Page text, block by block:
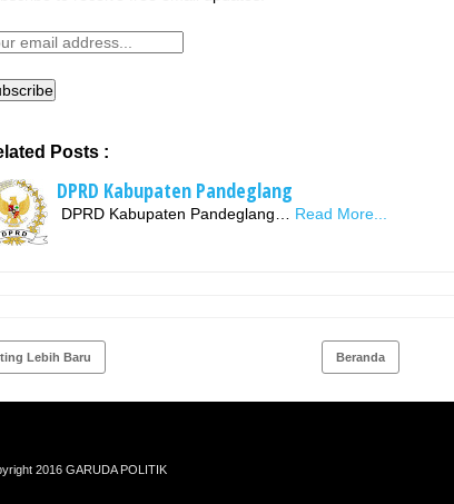
Posts :
DPRD Kabupaten Pandeglang
DPRD Kabupaten Pandeglang… Read More...
Lebih Baru Beranda
2016 GARUDA POLITIK